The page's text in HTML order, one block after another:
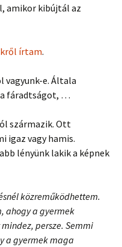
amikor kibújtál az
írtam.
vagyunk-e. Általa
a fáradtságot, …
származik. Ott
igaz vagy hamis.
lényünk lakik a képnek
közreműködhettem.
ahogy a gyermek
persze. Semmi
a gyermek maga